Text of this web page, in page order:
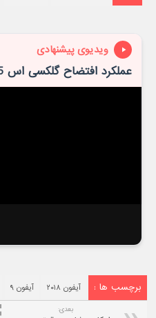
ویدیوی پیشنهادی
عملکرد افتضاح گلکسی اس 25 اولترا در تست سقوط
برچسب ها : آیفون ۲۰۱۸ آیفون ۹
بعدی: